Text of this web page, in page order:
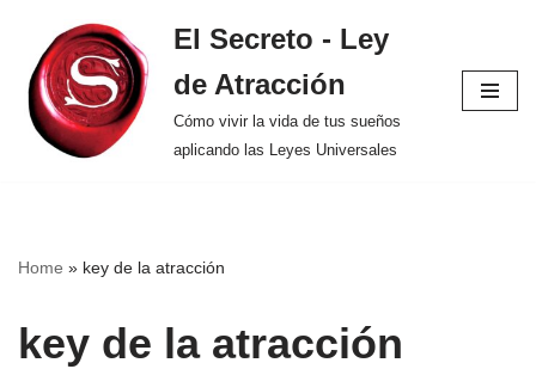
Saltar
al
contenido
El Secreto - Ley
de Atracción
Cómo vivir la vida de tus sueños
aplicando las Leyes Universales
Home » key de la atracción
key de la atracción